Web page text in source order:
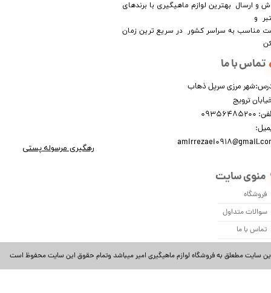
سایت مطعلق به فروشگاه لوازم ماهیگیری امیر میباشد وتمام حقوق این سایت محفوظ است
و ارسال بهترین لوازم ماهیگیری با برندهای
و
مناسب به سراسر کشور در سریع ترین زمان
منوی سایت
فروشگاه
سوالات متداول
تماس با ما
تماس با ما
مرزی سرپل ذهاب
ترویج
رهگیری مرسوله پستی​​​​​​​